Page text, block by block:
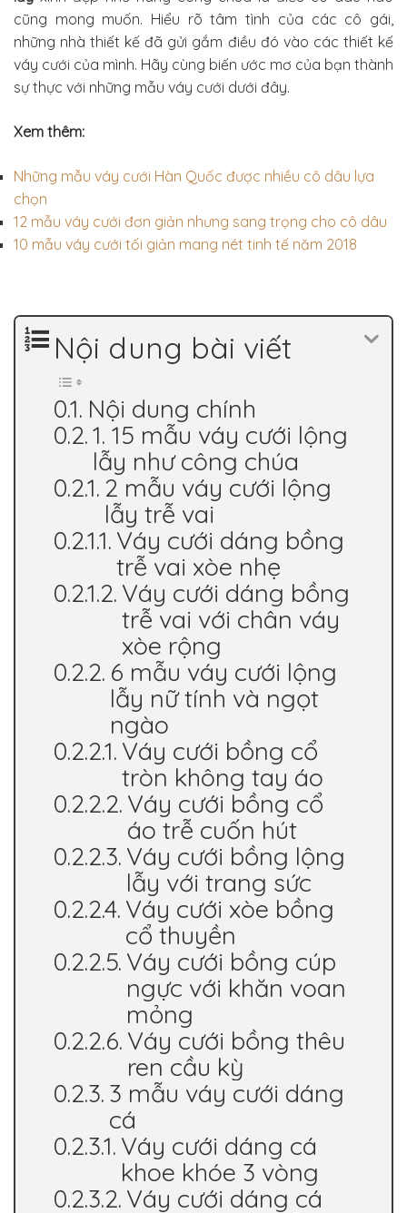
cũng mong muốn. Hiểu rõ tâm tình của các cô gái,
những nhà thiết kế đã gửi gắm điều đó vào các thiết kế
váy cưới của mình. Hãy cùng biến ước mơ của bạn thành
sự thực với những mẫu váy cưới dưới đây.
Xem thêm:
Những mẫu váy cưới Hàn Quốc được nhiều cô dâu lựa
chọn
12 mẫu váy cưới đơn giản nhưng sang trọng cho cô dâu
10 mẫu váy cưới tối giản mang nét tinh tế năm 2018
Nội dung bài viết
Nội dung chính
1. 15 mẫu váy cưới lộng
lẫy như công chúa
2 mẫu váy cưới lộng
lẫy trễ vai
Váy cưới dáng bồng
trễ vai xòe nhẹ
Váy cưới dáng bồng
trễ vai với chân váy
xòe rộng
6 mẫu váy cưới lộng
lẫy nữ tính và ngọt
ngào
Váy cưới bồng cổ
tròn không tay áo
Váy cưới bồng cổ
áo trễ cuốn hút
Váy cưới bồng lộng
lẫy với trang sức
Váy cưới xòe bồng
cổ thuyền
Váy cưới bồng cúp
ngực với khăn voan
mỏng
Váy cưới bồng thêu
ren cầu kỳ
3 mẫu váy cưới dáng
cá
Váy cưới dáng cá
khoe khóe 3 vòng
Váy cưới dáng cá